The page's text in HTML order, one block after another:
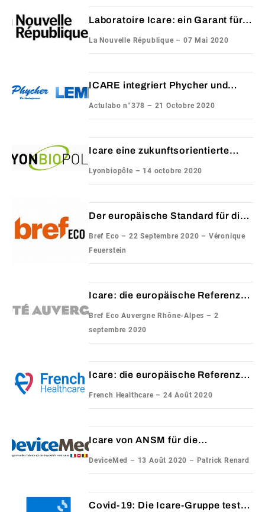
Laboratoire Icare: ein Garant für
La Nouvelle République – 07 Mai 2020
ICARE integriert Phycher und
Actulabo n°378 – 21 Octobre 2020
Icare eine zukunftsorientierte
Lyonbiopôle – 14 octobre 2020
Der europäische Standard für die
Bref Eco – 22 Septembre 2020 – Véronique
Feuerstein
Icare: die europäische Referenz
Bref Eco Auvergne Rhône-Alpes – 2
septembre 2020
Icare: die europäische Referenz
French Healthcare – 24 Août 2020
Icare von ANSM für die
DeviceMed – 13 Août 2020 – Patrick Renard
Covid-19: Die Icare-Gruppe testet